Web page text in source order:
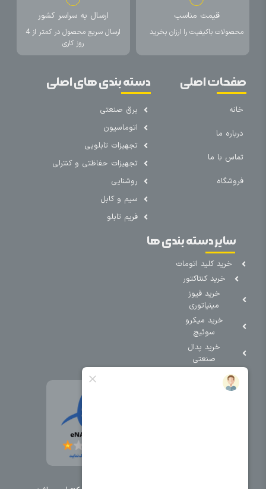
قیمت مناسب
محصولات باکیفیت را ارزان بخرید
ارسال به سراسر کشور
ارسال سریع محصول در کمتر از 4
روز کاری
صفحات اصلی
خانه
درباره ما
تماس با ما
فروشگاه
دسته بندی های اصلی
برق صنعتی
اتوماسیون
تجهیزات تابلویی
تجهیزات حفاظتی و کنترلی
روشنایی
سیم و کابل
فریم تابلو
سایر دسته بندی ها
خرید کلید اتومات
خرید کنتاکتور
خرید فیوز
مینیاتوری
خرید میکرو
سوئیچ
خرید پدال
صنعتی